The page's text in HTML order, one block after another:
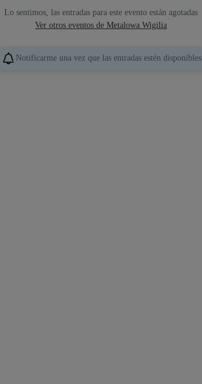
Lo sentimos, las entradas para este evento están agotadas
Ver otros eventos de Metalowa Wigilia
Notificarme una vez que las entradas estén disponibles